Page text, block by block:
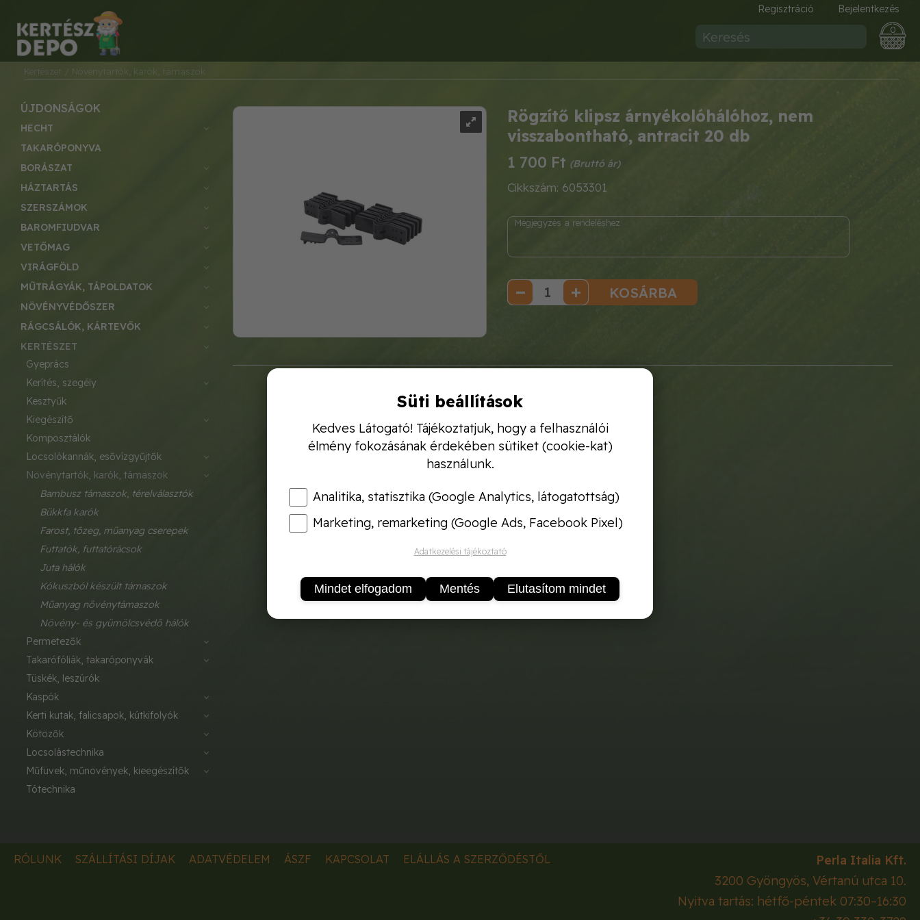
Regisztráció Bejelentkezés
0
Kertészet / Növénytartók, karók, támaszok
Rögzítő klipsz árnyékolóhálóhoz, nem
visszabontható, antracit 20 db
1 700 Ft
Cikkszám: 6053301
KOSÁRBA
ÚJDONSÁGOK
HECHT
TAKARÓPONYVA
BORÁSZAT
HÁZTARTÁS
SZERSZÁMOK
BAROMFIUDVAR
VETŐMAG
VIRÁGFÖLD
MŰTRÁGYÁK, TÁPOLDATOK
NÖVÉNYVÉDŐSZER
RÁGCSÁLÓK, KÁRTEVŐK
KERTÉSZET
gyeprács
kerítés, szegély
kesztyűk
kiegészítő
komposztálók
locsolókannák, esővízgyűjtők
növénytartók, karók, támaszok
bambusz támaszok, térelválasztók
bükkfa karók
farost, tőzeg, műanyag cserepek
futtatók, futtatórácsok
juta hálók
kókuszból készült támaszok
műanyag növénytámaszok
növény- és gyümölcsvédő hálók
permetezők
takarófóliák, takaróponyvák
tüskék, leszúrók
kaspók
kerti kutak, falicsapok, kútkifolyók
kötözők
locsolástechnika
műfüvek, műnövények, kieegészítők
tótechnika
RÓLUNK SZÁLLÍTÁSI DÍJAK ADATVÉDELEM ÁSZF KAPCSOLAT ELÁLLÁS A SZERZŐDÉSTŐL
Perla Italia Kft.
3200 Gyöngyös, Vértanú utca 10.
Nyitva tartás: hétfő-péntek 07:30–16:30
Süti beállítások
Kedves Látogató! Tájékoztatjuk, hogy a felhasználói
élmény fokozásának érdekében sütiket (cookie-kat)
használunk.
Analitika, statisztika (Google Analytics, látogatottság)
Marketing, remarketing (Google Ads, Facebook Pixel)
Adatkezelési tájékoztató
Mindet elfogadom Mentés Elutasítom mindet